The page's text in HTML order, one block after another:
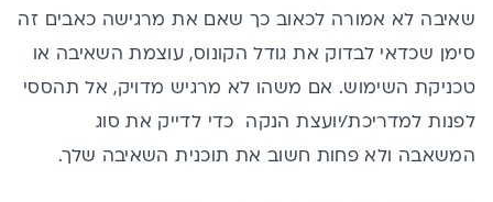
שאיבה לא אמורה לכאוב כך שאם את מרגישה כאבים זה
סימן שכדאי לבדוק את גודל הקונוס, עוצמת השאיבה או
טכניקת השימוש. אם משהו לא מרגיש מדויק, אל תהססי
לפנות למדריכת/יועצת הנקה כדי לדייק את סוג
המשאבה ולא פחות חשוב את תוכנית השאיבה שלך.